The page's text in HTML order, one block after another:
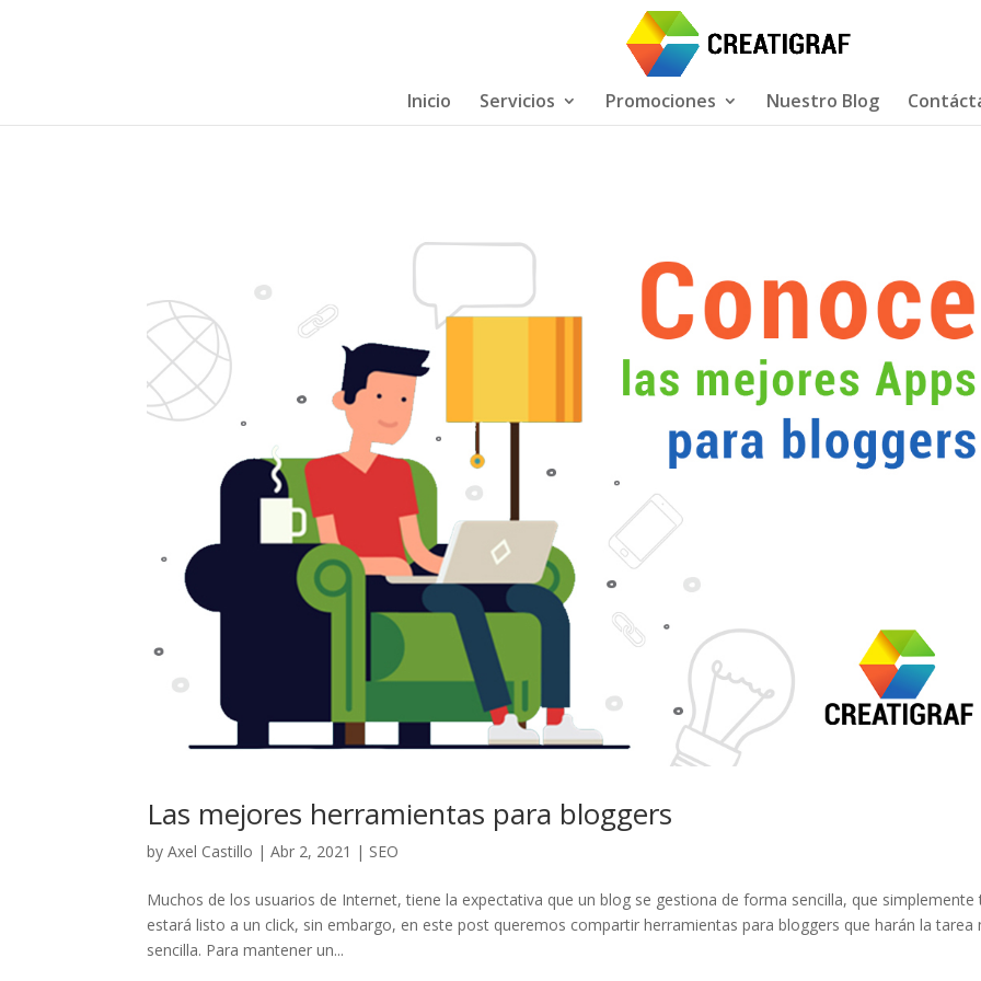
Inicio Servicios Promociones Nuestro Blog
Las mejores herramientas para bloggers
byAxel Castillo |Abr 2, 2021 | SEO
Muchos de los usuarios de Internet, tiene la expectativa que un blog se gestiona de forma sencilla, que
estará listo a un click, sin embargo, en este post queremos compartir herramientas para bloggers que harán la tarea
sencilla. Para mantener un...